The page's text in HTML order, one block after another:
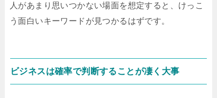
人があまり思いつかない場面を想定すると、けっこ
う面白いキーワードが見つかるはずです。
ビジネスは確率で判断することが凄く大事